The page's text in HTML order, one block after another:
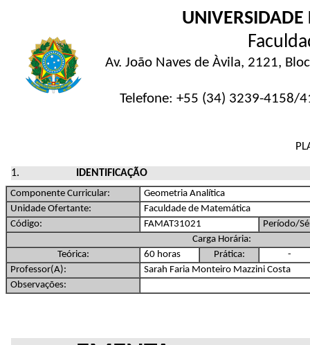
UNIVERSIDADE
Av. João Naves de Àvila, 2121,
Telefone: +55 (34) 3239-4158/
IDENTIFICAÇÃO
Componente Curricular:
Geometria Analítica
Unidade Ofertante:
Faculdade de Matemática
Código:
FAMAT31021
Período/
Carga Horária:
Teórica:
60 horas Prática:
-
Professor(A):
Sarah Faria Monteiro Mazzini Costa
Observações: